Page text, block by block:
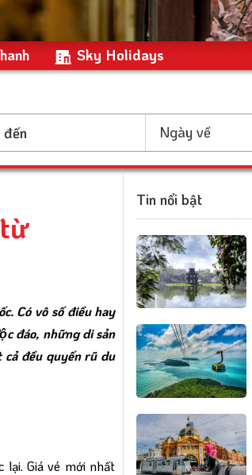
Sky Holidays
Ngày về
Có vô số điều hay
đáo, những di sản
cả đều quyến rũ du
lại. Giá vé mới nhất
Tin nổi bật